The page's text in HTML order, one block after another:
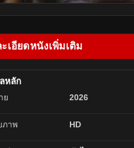
เอียดหนังเพิ่มเติม
หลัก
ย 2026
ภาพ HD